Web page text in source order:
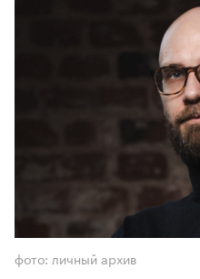
фото: личный архив